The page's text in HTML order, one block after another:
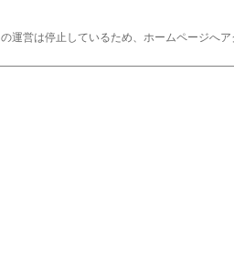
の運営は停止しているため、ホームページへ